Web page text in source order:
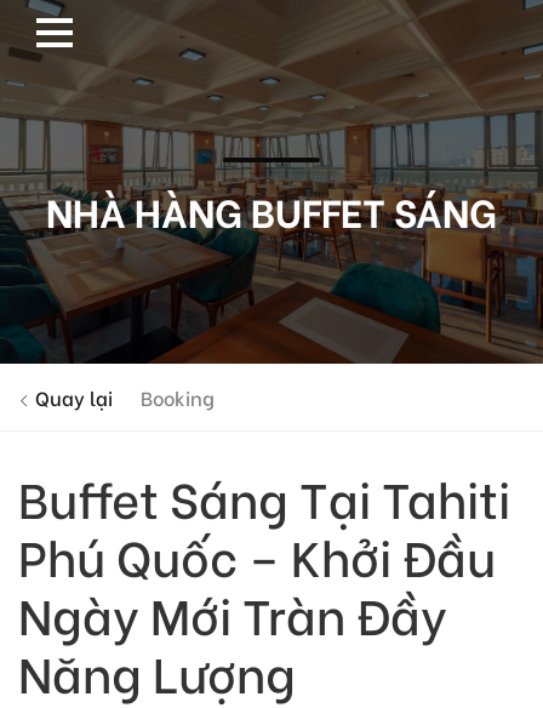
NHÀ HÀNG BUFFET SÁNG
Quay lại Booking
Buffet Sáng Tại Tahiti
Phú Quốc – Khởi Đầu
Ngày Mới Tràn Đầy
Năng Lượng